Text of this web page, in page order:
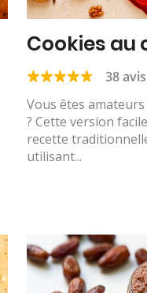
Cookies
38 avis
Vous êtes
? Cette version
recette
utilisant...